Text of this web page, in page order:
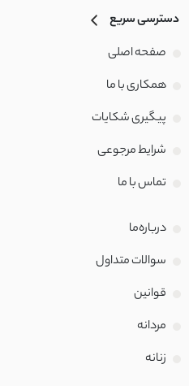
دسترسی سریع
صفحه اصلی
همکاری با ما
پیگیری شکایات
شرایط مرجوعی
تماس با‌ ما
درباره‌ما
سوالات متداول
قوانین
مردانه
زنانه